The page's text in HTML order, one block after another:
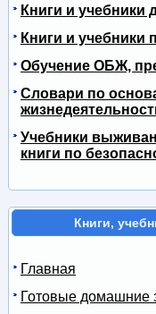
Книги и учебники
Книги и учебники
Обучение ОБЖ,
Словари по
Учебники
книги по
Книги,
Главная
Готовые домашние